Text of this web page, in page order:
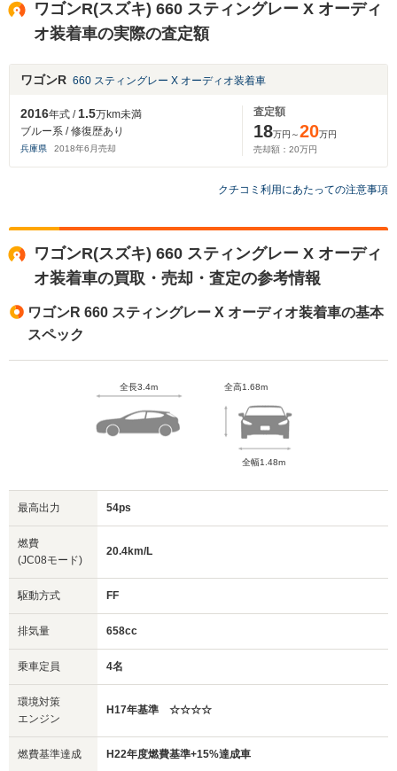
ワゴンR(スズキ) 660 スティングレー X オーディ
オ装着車の実際の査定額
ワゴンR 660 スティングレー X オーディオ装着車
2016年式 /1.5万km未満
ブルー系 / 修復歴あり
兵庫県 2018年6 月売却
査定額
18万円～20万円
売却額： 20万円
クチコミ利用にあたっての注意事項
ワゴンR(スズキ) 660 スティングレー X オーディ
オ装着車の買取・売却・査定の参考情報
ワゴンR 660 スティングレー X オーディオ装着車の基本
スペック
全長3.4m 全高1.68m
全幅1.48m
最高出力 54ps
燃費
(JC08モード)
20.4km/L
駆動方式 FF
排気量 658cc
乗車定員 4名
環境対策
エンジン
H17年基準 ☆☆☆☆
燃費基準達成 H22年度燃費基準+15%達成車